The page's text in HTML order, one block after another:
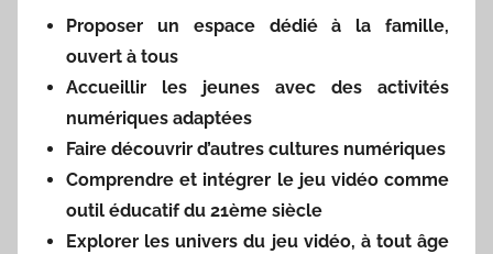
Proposer un espace dédié à la famille,
ouvert à tous
Accueillir les jeunes avec des activités
numériques adaptées
Faire découvrir d’autres cultures numériques
Comprendre et intégrer le jeu vidéo comme
outil éducatif du 21ème siècle
Explorer les univers du jeu vidéo, à tout âge